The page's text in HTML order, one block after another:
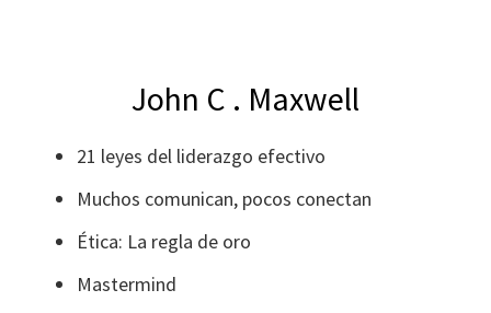
John C . Maxwell
21 leyes del liderazgo efectivo
Muchos comunican, pocos conectan
Ética: La regla de oro
Mastermind